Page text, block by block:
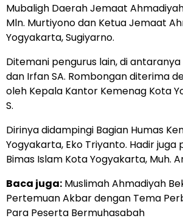
Mubaligh Daerah Jemaat
Mln. Murtiyono dan Ketua Jemaat
Yogyakarta, Sugiyarno.
Ditemani pengurus lain, di
dan Irfan SA. Rombongan diterima
oleh Kepala Kantor Kemenag Kota
S.
Dirinya didampingi Bagian Humas
Yogyakarta, Eko Triyanto. Hadir juga
Bimas Islam Kota Yogyakarta, Muh.
Baca juga: Muslimah Ahmadiyah
Pertemuan Akbar dengan Tema
Para Peserta Bermuhasabah